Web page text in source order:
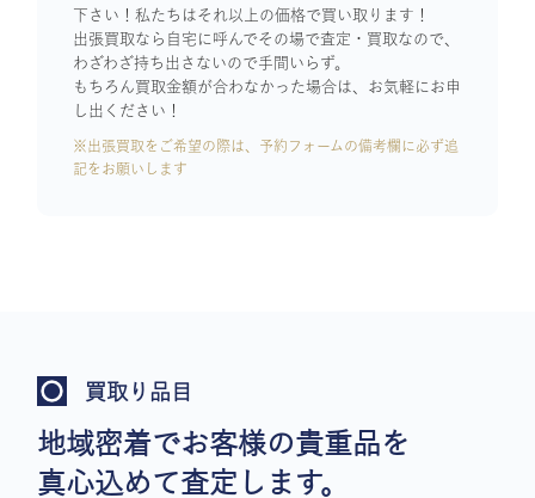
下さい！私たちはそれ以上の価格で買い取ります！
出張買取なら自宅に呼んでその場で査定・買取なので、
わざわざ持ち出さないので手間いらず。
もちろん買取金額が合わなかった場合は、お気軽にお申
し出ください！
※出張買取をご希望の際は、予約フォームの備考欄に必ず追
記をお願いします
買取り品目
地域密着でお客様の貴重品を
真心込めて査定します。